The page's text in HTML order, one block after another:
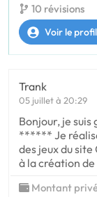
10 révisions
Voir le profil
Trank
05 juillet à 20:29
Bonjour, je
****** Je
des jeux du
à la création de
Montant